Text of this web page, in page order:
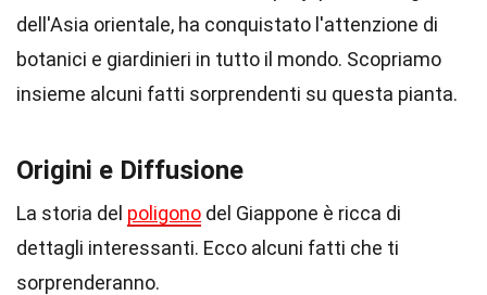
dell'Asia orientale, ha conquistato l'attenzione di
botanici e giardinieri in tutto il mondo. Scopriamo
insieme alcuni fatti sorprendenti su questa pianta.
Origini e Diffusione
La storia del poligono del Giappone è ricca di
dettagli interessanti. Ecco alcuni fatti che ti
sorprenderanno.